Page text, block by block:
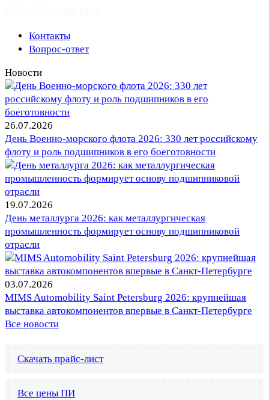
Контакты
Вопрос-ответ
Новости
26.07.2026
День Военно-морского флота 2026: 330 лет российскому
флоту и роль подшипников в его боеготовности
19.07.2026
День металлурга 2026: как металлургическая
промышленность формирует основу подшипниковой
отрасли
03.07.2026
MIMS Automobility Saint Petersburg 2026: крупнейшая
выставка автокомпонентов впервые в Санкт-Петербурге
Все новости
Скачать прайс-лист
Все цены ПИ